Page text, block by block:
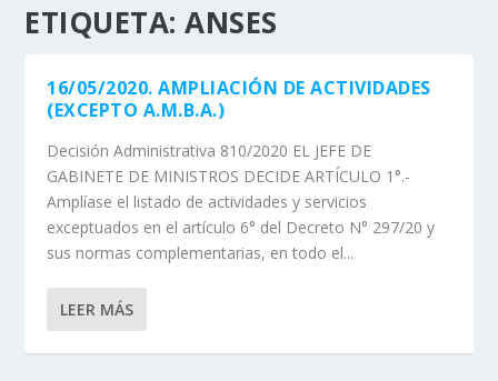
ETIQUETA:ANSES
16/05/2020. AMPLIACIÓN DE ACTIVIDADES
(EXCEPTO A.M.B.A.)
Decisión Administrativa 810/2020 EL JEFE DE
GABINETE DE MINISTROS DECIDE ARTÍCULO 1°.-
Amplíase el listado de actividades y servicios
exceptuados en el artículo 6° del Decreto N° 297/20 y
sus normas complementarias, en todo el...
LEER MÁS